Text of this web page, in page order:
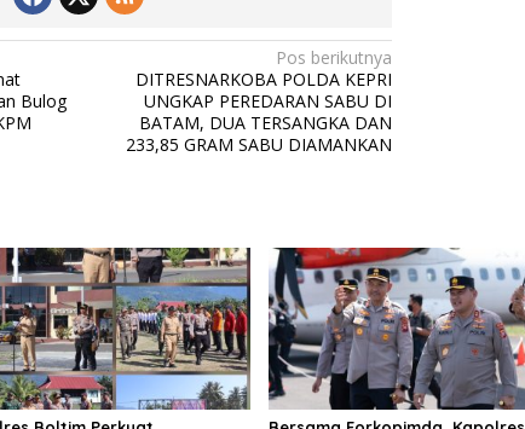
Bulog
Pos berikutnya
DITRESNARKOBA POLDA KEPRI
UNGKAP PEREDARAN SABU DI
BATAM, DUA TERSANGKA DAN
233,85 GRAM SABU DIAMANKAN